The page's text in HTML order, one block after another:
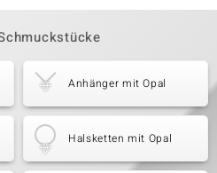
Anhänger mit Opal
Halsketten mit Opal